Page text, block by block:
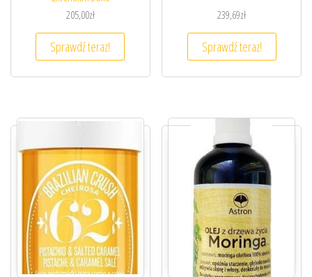
205,00zł
Sprawdź teraz!
239,69zł
Sprawdź teraz!